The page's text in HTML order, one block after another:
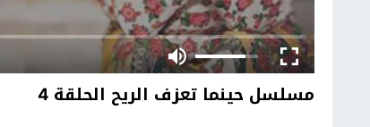
مسلسل حينما تعزف الريح الحلقة 4